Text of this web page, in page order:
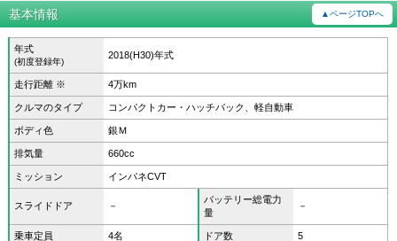
基本情報 ▲ページTOPへ
年式
(初度登録年)
2018(H30)年式
走行距離 ※ 4万km
クルマのタイプ コンパクトカー・ハッチバック、軽自動車
ボディ色 銀Ｍ
排気量 660cc
ミッション インパネCVT
スライドドア －
バッテリー総電力
量
－
乗車定員 4名 ドア数 5